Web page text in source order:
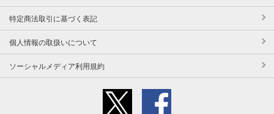
特定商法取引に基づく表記
個人情報の取扱いについて
ソーシャルメディア利用規約